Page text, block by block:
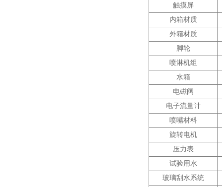
触摸屏
内箱材质
外箱材质
脚轮
喷淋机组
水箱
电磁阀
电子流量计
喷嘴材料
旋转电机
压力表
试验用水
玻璃刮水系统